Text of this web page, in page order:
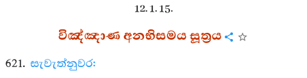
12. 1. 15.
විඤ්ඤාණ අනභිසමය සූත්‍රය
621. සැවැත්නුවර: